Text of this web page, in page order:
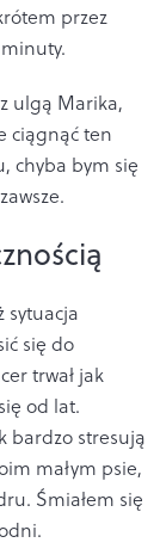
przez
ulgą Marika,
ciągnąć ten
chyba bym się
sytuacja
się do
trwał jak
od lat.
bardzo stresują
małym psie,
Śmiałem się